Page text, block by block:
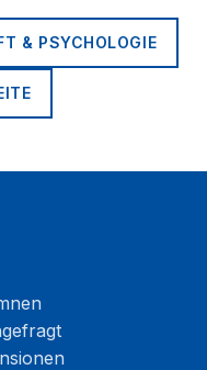
& PSYCHOLOGIE